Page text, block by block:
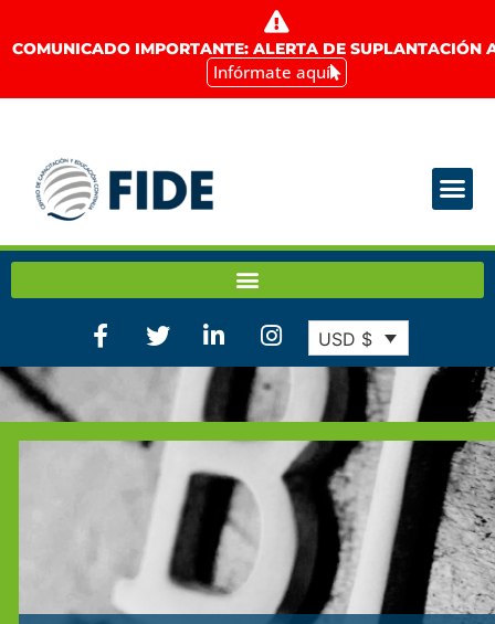
COMUNICADO IMPORTANTE: ALERTA DE SUPLANTACIÓN
Infórmate aquí
USD $